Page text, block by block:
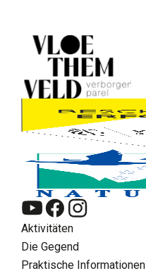
Aktivitäten
Die Gegend
Praktische Informationen